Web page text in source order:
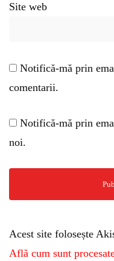
Site web
Notifică-mă prin
comentarii.
Notifică-mă prin
noi.
Acest site folosește
Află cum sunt